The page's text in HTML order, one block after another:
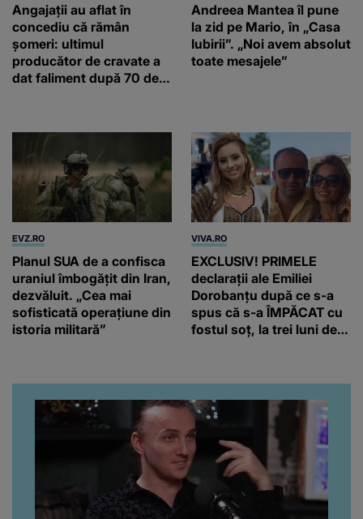
Angajații au aflat în
concediu că rămân
șomeri: ultimul
producător de cravate a
dat faliment după 70 de
Andreea Mantea îl pune
la zid pe Mario, în „Casa
Iubirii”. „Noi avem absolut
toate mesajele”
EVZ.RO
Planul SUA de a confisca
uraniul îmbogățit din Iran,
dezvăluit. „Cea mai
sofisticată operațiune din
istoria militară”
VIVA.RO
EXCLUSIV! PRIMELE
declarații ale Emiliei
Dorobanțu după ce s-a
spus că s-a ÎMPĂCAT cu
fostul soț, la trei luni de
artistă i-a lăsat MASCĂ
pe toți. De data aceasta,
chiar a rupt tăcerea:
”Poate că aveam să ne
spunem, să ne...”